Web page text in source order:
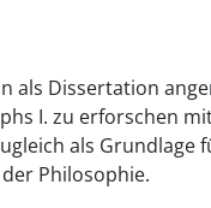
als Dissertation
I. zu erforschen
als Grundlage
Philosophie.